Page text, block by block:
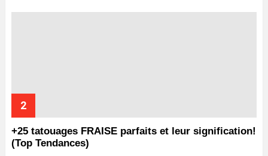
+25 tatouages ​​FRAISE parfaits et leur signification!
(Top Tendances)